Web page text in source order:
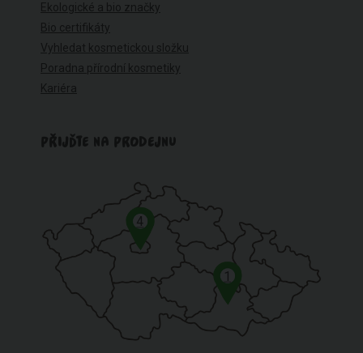
Ekologické a bio značky
Bio certifikáty
Vyhledat kosmetickou složku
Poradna přírodní kosmetiky
Kariéra
PŘIJĎTE NA PRODEJNU
1
4